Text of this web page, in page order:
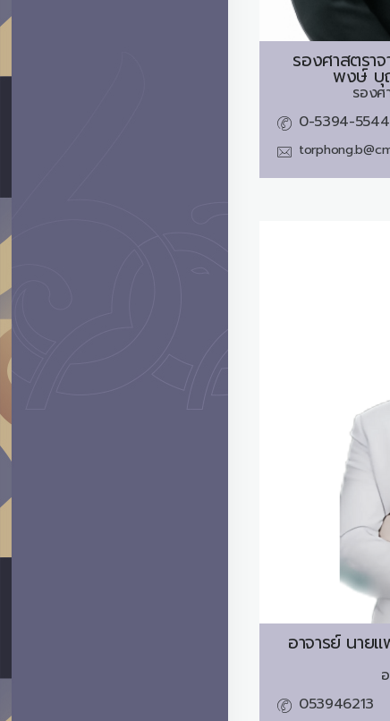
รองศาสตรา
พงษ์ บุ
รองศ
0-5394-5544
อาจารย์ นาย
053946213